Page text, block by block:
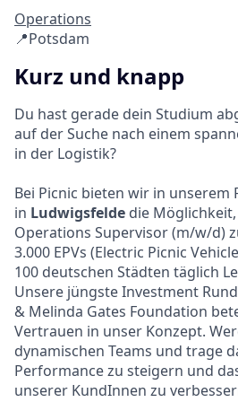
Operations
📍Potsdam
Kurz und knapp
Du hast gerade dein Studium
auf der Suche nach einem
in der Logistik?
Bei Picnic bieten wir in unserem
in Ludwigsfelde die
Operations Supervisor (m/w/d)
3.000 EPVs (Electric Picnic
100 deutschen Städten täglich
Unsere jüngste Investment
& Melinda Gates Foundation
Vertrauen in unser Konzept.
dynamischen Teams und trage
Performance zu steigern und
unserer KundInnen zu